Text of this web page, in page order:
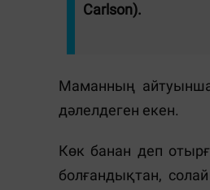
Carlson).
Маманның
дәлелдеген екен.
Көк банан деп
болғандықтан,